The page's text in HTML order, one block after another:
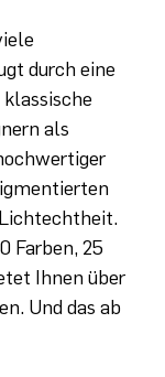
durch eine
als
Farben, 25
Ihnen über
Und das ab